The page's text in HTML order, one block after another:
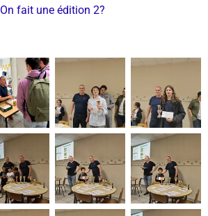
On fait une édition 2?